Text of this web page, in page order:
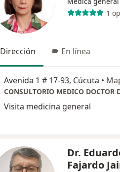
1
Dirección En línea
Avenida 1 # 17-93, Cúcuta •
Visita medicina general
Dr.
Fajardo